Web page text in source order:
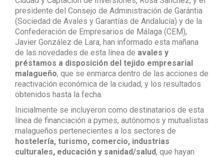
presidente del Consejo de Administración de Garántia
(Sociedad de Avales y Garantías de Andalucía) y de la
Confederación de Empresarios de Málaga (CEM),
Javier González de Lara, han informado esta mañana
de las novedades de esta línea de avales y
préstamos a disposición del tejido empresarial
malagueño, que se enmarca dentro de las acciones de
reactivación económica de la ciudad, y los resultados
obtenidos hasta la fecha.
Inicialmente se incluyeron como destinatarios de esta
línea de financiación a pymes, autónomos y mutualistas
malagueños pertenecientes a los sectores de
hostelería, turismo, comercio, industrias
culturales, educación y sanidad/salud, que hayan